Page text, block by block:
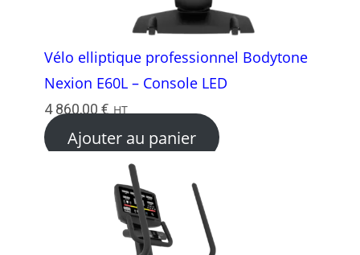
Vélo elliptique professionnel Bodytone
Nexion E60L – Console LED
4 860,00 € HT
Ajouter au panier